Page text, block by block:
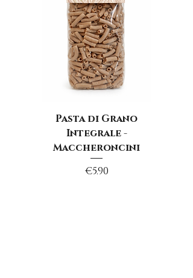
Pasta di Grano
Integrale -
Maccheroncini
Price
€5.90